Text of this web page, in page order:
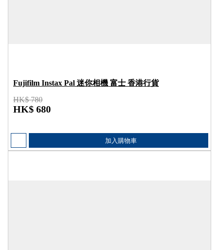
Fujifilm Instax Pal 迷你相機 富士 香港行貨
HK$ 780
HK$ 680
加入購物車